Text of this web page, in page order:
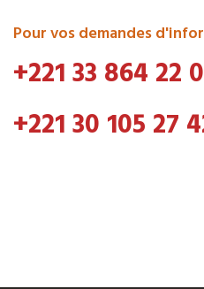
Pour vos demandes
+221 33 864 22
+221 30 105 27